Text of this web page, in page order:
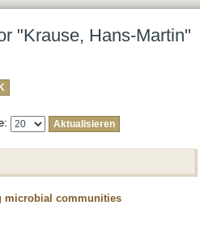
"Krause, Hans-Martin"
microbial communities